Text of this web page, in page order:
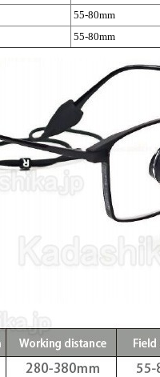
55-80mm
55-80mm